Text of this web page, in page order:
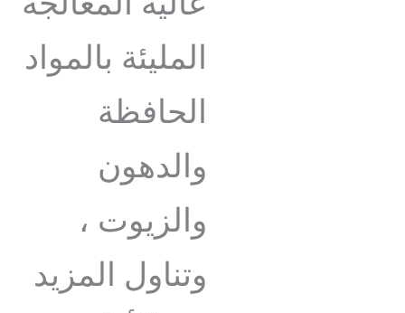
المليئة بالمواد
الحافظة
والدهون
والزيوت ،
وتناول المزيد